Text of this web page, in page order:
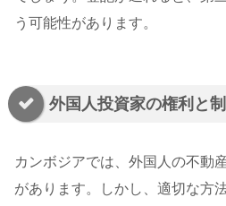
う可能性があります。
外国人投資家の権利と
カンボジアでは、外国人の不動
があります。しかし、適切な方